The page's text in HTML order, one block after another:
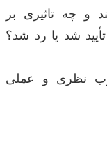
و چه تاثیری بر
شد یا رد شد؟
نظری و عملی